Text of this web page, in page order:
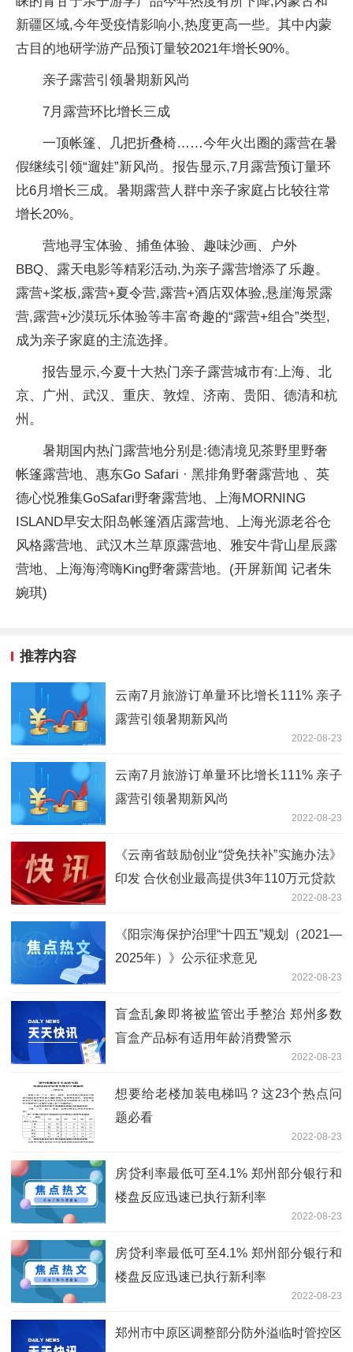
新疆区域,今年受疫情影响小,热度更高一些。其中内蒙
古目的地研学游产品预订量较2021年增长90%。
亲子露营引领暑期新风尚
7月露营环比增长三成
一顶帐篷、几把折叠椅……今年火出圈的露营在暑
假继续引领“遛娃”新风尚。报告显示,7月露营预订量环
比6月增长三成。暑期露营人群中亲子家庭占比较往常
增长20%。
营地寻宝体验、捕鱼体验、趣味沙画、户外
BBQ、露天电影等精彩活动,为亲子露营增添了乐趣。
露营+桨板,露营+夏令营,露营+酒店双体验,悬崖海景露
营,露营+沙漠玩乐体验等丰富奇趣的“露营+组合”类型,
成为亲子家庭的主流选择。
报告显示,今夏十大热门亲子露营城市有:上海、北
京、广州、武汉、重庆、敦煌、济南、贵阳、德清和杭
州。
暑期国内热门露营地分别是:德清境见茶野里野奢
帐篷露营地、惠东Go Safari · 黑排角野奢露营地 、英
德心悦雅集GoSafari野奢露营地、上海MORNING
ISLAND早安太阳岛帐篷酒店露营地、上海光源老谷仓
风格露营地、武汉木兰草原露营地、雅安牛背山星辰露
营地、上海海湾嗨King野奢露营地。(开屏新闻 记者朱
婉琪)
推荐内容
云南7月旅游订单量环比增长111% 亲子
露营引领暑期新风尚
2022-08-23
云南7月旅游订单量环比增长111% 亲子
露营引领暑期新风尚
2022-08-23
《云南省鼓励创业“贷免扶补”实施办法》
印发 合伙创业最高提供3年110万元贷款
2022-08-23
《阳宗海保护治理“十四五”规划（2021—
2025年）》公示征求意见
2022-08-23
盲盒乱象即将被监管出手整治 郑州多数
盲盒产品标有适用年龄消费警示
2022-08-23
想要给老楼加装电梯吗？这23个热点问
题必看
2022-08-23
房贷利率最低可至4.1% 郑州部分银行和
楼盘反应迅速已执行新利率
2022-08-23
房贷利率最低可至4.1% 郑州部分银行和
楼盘反应迅速已执行新利率
2022-08-23
郑州市中原区调整部分防外溢临时管控区